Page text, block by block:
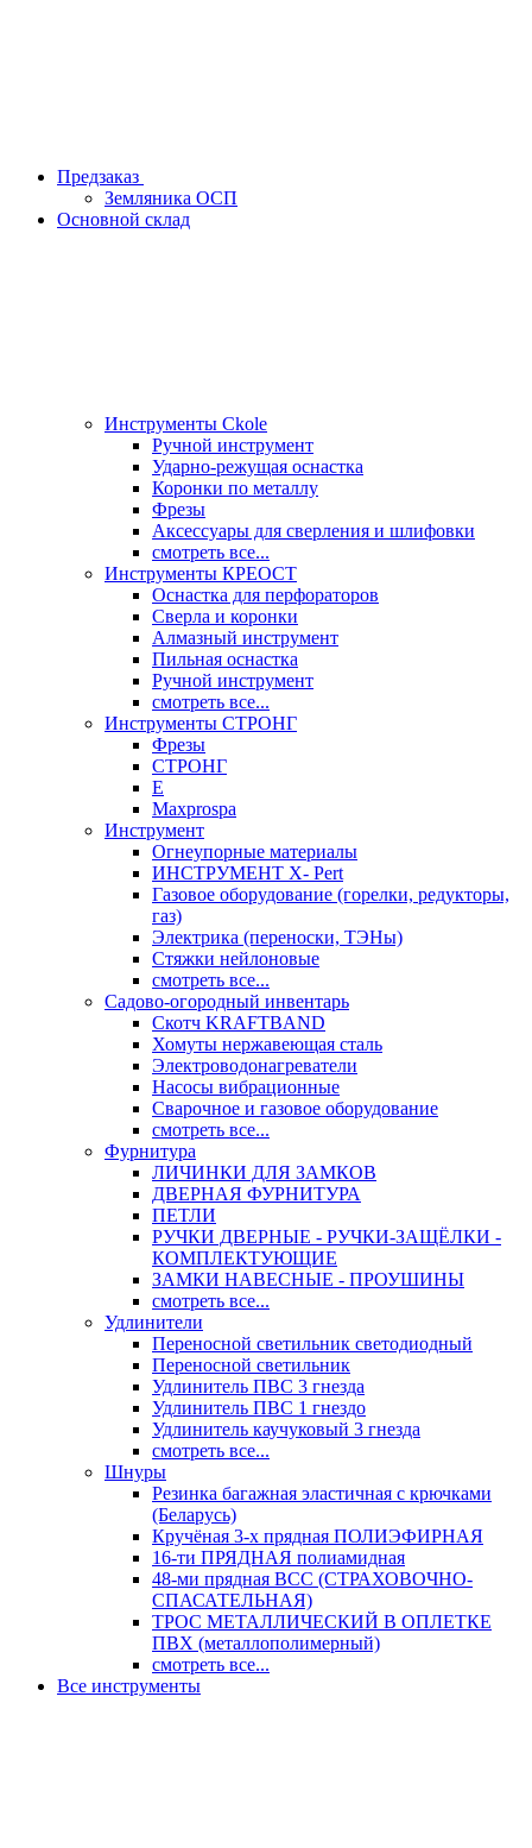
Предзаказ
Земляника ОСП
Основной склад
Инструменты Ckole
Ручной инструмент
Ударно‑режущая оснастка
Коронки по металлу
Фрезы
Аксессуары для сверления и шлифовки
смотреть все...
Инструменты КРЕОСТ
Оснастка для перфораторов
Сверла и коронки
Алмазный инструмент
Пильная оснастка
Ручной инструмент
смотреть все...
Инструменты СТРОНГ
Фрезы
СТРОНГ
Е
Maxprospa
Инструмент
Огнеупорные материалы
ИНСТРУМЕНТ X- Pert
Газовое оборудование (горелки, редукторы,
газ)
Электрика (переноски, ТЭНы)
Стяжки нейлоновые
смотреть все...
Садово-огородный инвентарь
Скотч KRAFTBAND
Хомуты нержавеющая сталь
Электроводонагреватели
Насосы вибрационные
Сварочное и газовое оборудование
смотреть все...
Фурнитура
ЛИЧИНКИ ДЛЯ ЗАМКОВ
ДВЕРНАЯ ФУРНИТУРА
ПЕТЛИ
РУЧКИ ДВЕРНЫЕ - РУЧКИ-ЗАЩЁЛКИ -
КОМПЛЕКТУЮЩИЕ
ЗАМКИ НАВЕСНЫЕ - ПРОУШИНЫ
смотреть все...
Удлинители
Переносной светильник светодиодный
Переносной светильник
Удлинитель ПВС 3 гнезда
Удлинитель ПВС 1 гнездо
Удлинитель каучуковый 3 гнезда
смотреть все...
Шнуры
Резинка багажная эластичная с крючками
(Беларусь)
Кручёная 3-х прядная ПОЛИЭФИРНАЯ
16-ти ПРЯДНАЯ полиамидная
48-ми прядная ВСС (СТРАХОВОЧНО-
СПАСАТЕЛЬНАЯ)
ТРОС МЕТАЛЛИЧЕСКИЙ В ОПЛЕТКЕ
ПВХ (металлополимерный)
смотреть все...
Все инструменты